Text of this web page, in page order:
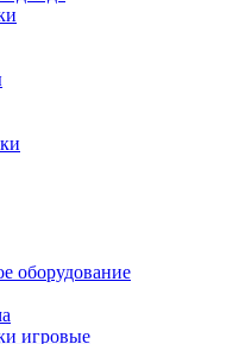
оборудование
игровые